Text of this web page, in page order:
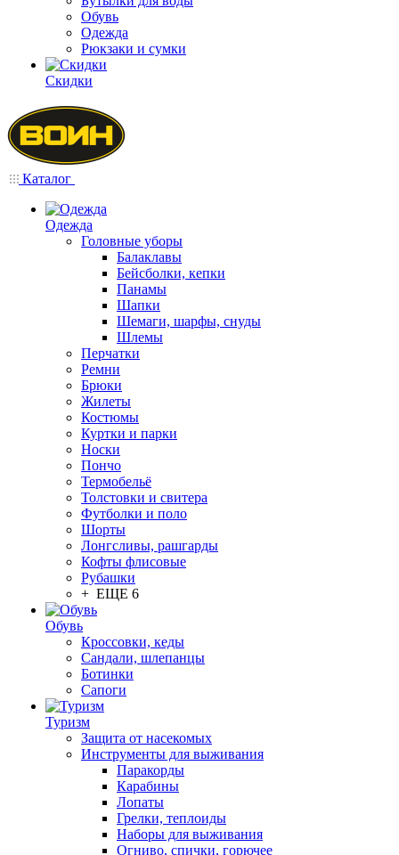
Обувь
Одежда
Рюкзаки и сумки
Скидки
Каталог
Одежда
Головные уборы
Балаклавы
Бейсболки, кепки
Панамы
Шапки
Шемаги, шарфы, снуды
Шлемы
Перчатки
Ремни
Брюки
Жилеты
Костюмы
Куртки и парки
Носки
Пончо
Термобельё
Толстовки и свитера
Футболки и поло
Шорты
Лонгсливы, рашгарды
Кофты флисовые
Рубашки
+ ЕЩЕ 6
Обувь
Кроссовки, кеды
Сандали, шлепанцы
Ботинки
Сапоги
Туризм
Защита от насекомых
Инструменты для выживания
Паракорды
Карабины
Лопаты
Грелки, теплоиды
Наборы для выживания
Огниво, спички, горючее